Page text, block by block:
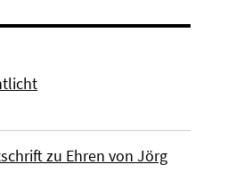
zu Ehren von Jörg